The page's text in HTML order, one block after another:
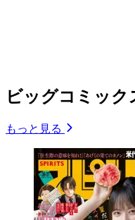
ビッグコミッ
もっと見る